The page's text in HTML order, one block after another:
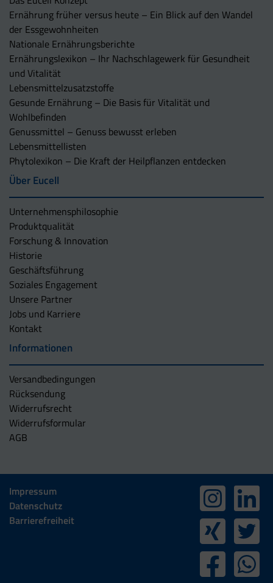
Ernährung früher versus heute – Ein Blick auf den Wandel
der Essgewohnheiten
Nationale Ernährungsberichte
Ernährungslexikon – Ihr Nachschlagewerk für Gesundheit
und Vitalität
Lebensmittelzusatzstoffe
Gesunde Ernährung – Die Basis für Vitalität und
Wohlbefinden
Genussmittel – Genuss bewusst erleben
Lebensmittellisten
Phytolexikon – Die Kraft der Heilpflanzen entdecken
Über Eucell
Unternehmens­philosophie
Produktqualität
Forschung & Innovation
Historie
Geschäftsführung
Soziales Engagement
Unsere Partner
Jobs und Karriere
Kontakt
Informationen
Versandbedingungen
Rücksendung
Widerrufsrecht
Widerrufsformular
AGB
Impressum
Datenschutz
Barrierefreiheit